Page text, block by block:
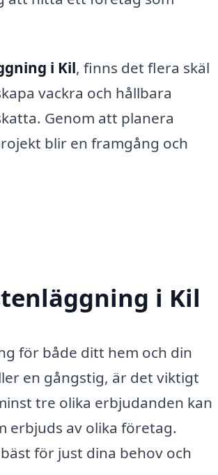
i Kil, finns det flera skäl
vackra och hållbara
Genom att planera
blir en framgång och
i Kil
för både ditt hem och din
en gångstig, är det viktigt
tre olika erbjudanden kan
erbjuds av olika företag.
för just dina behov och